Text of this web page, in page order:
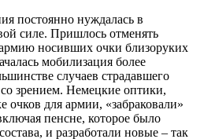
постоянно нуждалась в
силе. Пришлось отменять
носивших очки близоруких
мобилизация более
случаев страдавшего
зрением. Немецкие оптики,
очков для армии, «забраковали»
пенсне, которое было
и разработали новые – так